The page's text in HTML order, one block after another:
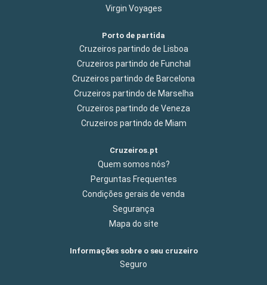
Virgin Voyages
Porto de partida
Cruzeiros partindo de Lisboa
Cruzeiros partindo de Funchal
Cruzeiros partindo de Barcelona
Cruzeiros partindo de Marselha
Cruzeiros partindo de Veneza
Cruzeiros partindo de Miam
Cruzeiros.pt
Quem somos nós?
Perguntas Frequentes
Condições gerais de venda
Segurança
Mapa do site
Informações sobre o seu cruzeiro
Seguro